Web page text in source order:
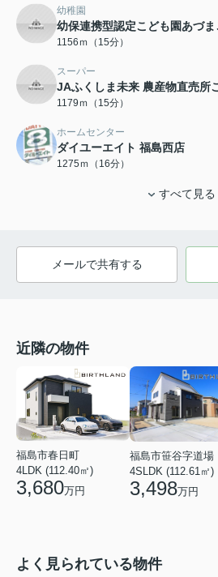
幼稚園
幼保連携型認定こども園あづま
1156ｍ（15分）
スーパー
JAふくしま未来 農産物直売所
1179ｍ（15分）
ホームセンター
ダイユーエイト 福島西店
1275ｍ（16分）
すべて見る
メールで共有する
近隣の物件
福島市春日町
4LDK (112.40㎡)
3,680万円
福島市笹谷字道場
4SLDK (112.61㎡)
3,498万円
よく見られている物件